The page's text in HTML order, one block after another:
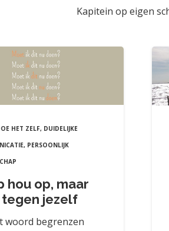
Kapitein op eigen
HET ZELF, DUIDELIJKE
, PERSOONLIJK
hou op, maar
tegen jezelf
woord begrenzen